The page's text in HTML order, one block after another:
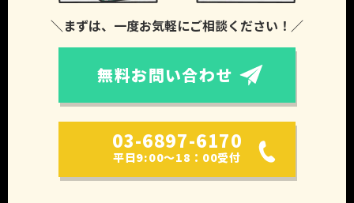
＼まずは、一度お気軽にご相談ください！／
無料お問い合わせ
03-6897-6170
平日9:00～18：00受付